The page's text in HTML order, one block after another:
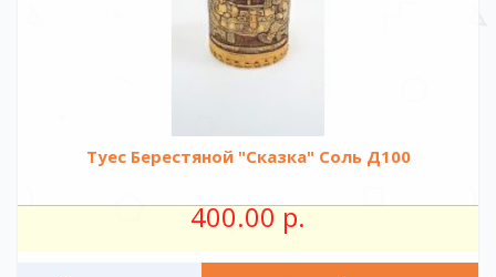
Туес Берестяной "Сказка" Соль Д100
400.00 р.